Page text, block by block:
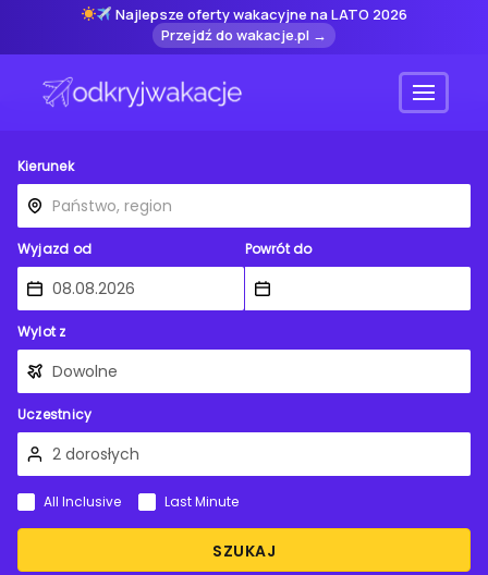
Najlepsze oferty wakacyjne na LATO 2026
Przejdź do wakacje.pl →
Menu
Kierunek
Wyjazd od Powrót do
Wylot z
Uczestnicy
SZUKAJ
All Inclusive Last Minute